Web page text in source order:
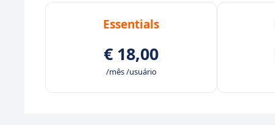
Essentials
€ 18,00
/mês /usuário